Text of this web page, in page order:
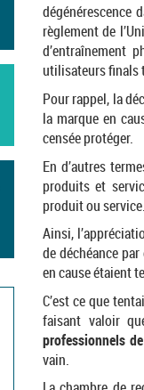
dégénérescence
règlement de
d’entraînement
utilisateurs finals
Pour rappel, la
la marque en
censée protéger.
En d’autres
produits et
produit ou service.
Ainsi,
de déchéance
en cause étaient
C’est ce que
faisant valoir
professionnels
vain.